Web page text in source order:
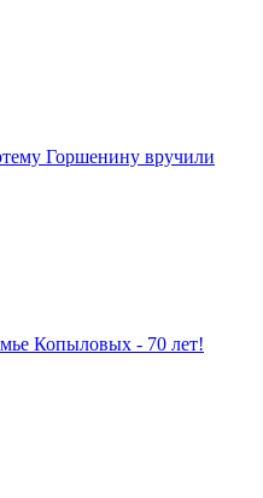
Горшенину вручили
Копыловых - 70 лет!